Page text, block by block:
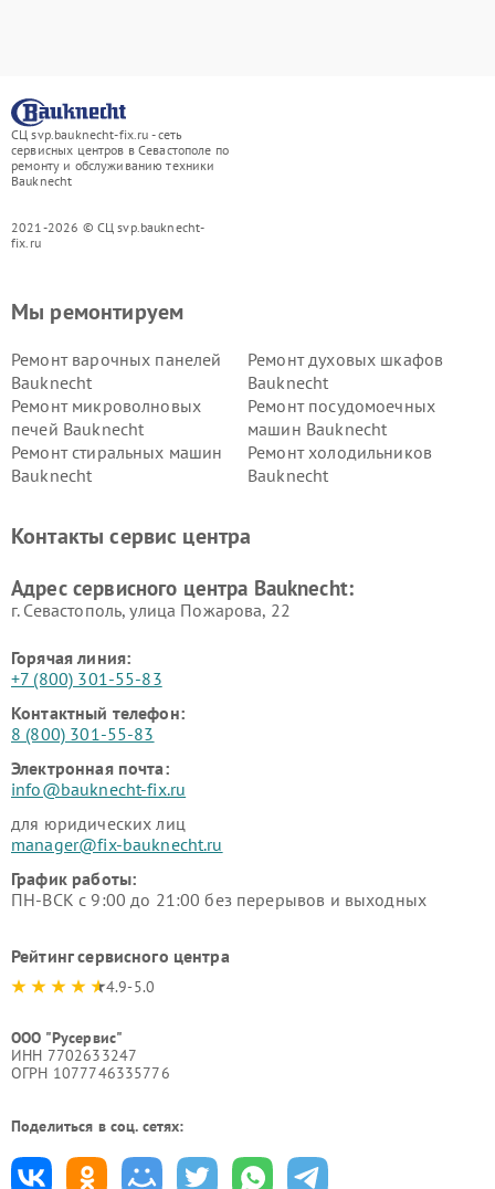
СЦ svp.bauknecht-fix.ru - сеть
сервисных центров в Севастополе по
ремонту и обслуживанию техники
Bauknecht
2021-2026 © СЦ svp.bauknecht-
fix.ru
Мы ремонтируем
Ремонт варочных панелей
Bauknecht
Ремонт духовых шкафов
Bauknecht
Ремонт микроволновых
печей Bauknecht
Ремонт посудомоечных
машин Bauknecht
Ремонт стиральных машин
Bauknecht
Ремонт холодильников
Bauknecht
Контакты сервис центра
Адрес сервисного центра Bauknecht:
г. Севастополь, улица Пожарова, 22
Горячая линия:
+7 (800) 301-55-83
Контактный телефон:
8 (800) 301-55-83
Электронная почта:
info@bauknecht-fix.ru
для юридических лиц
manager@fix-bauknecht.ru
График работы:
ПН-ВСК с 9:00 до 21:00 без перерывов и выходных
Рейтинг сервисного центра
4.9-5.0
ООО "Русервис"
ИНН 7702633247
ОГРН 1077746335776
Поделиться в соц. сетях: